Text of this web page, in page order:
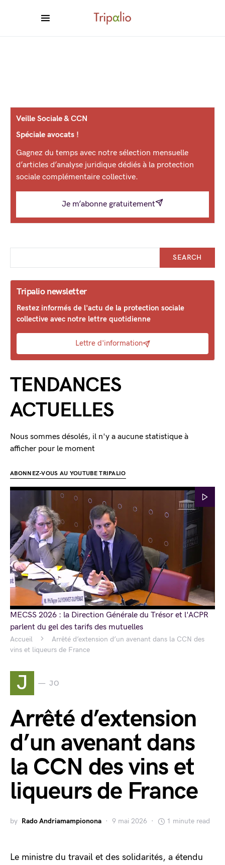
Accueil
Arrêté d’extension d’un avenant dans la CCN des
vins et liqueurs de France
J JO
Arrêté d’extension
d’un avenant dans
la CCN des vins et
liqueurs de France
by Rado Andriamampionona 9 mai 2026 1 minute read
Le ministre du travail et des solidarités, a étendu
Veille Sociale & CCN
Spéciale avocats !
Gagnez du temps avec notre sélection mensuelle
d’articles d’analyse juridique dédiés à la protection
sociale complémentaire collective.
Je m’abonne gratuitement
SEARCH
Tripalio newsletter
Restez informés de l'actu de la protection sociale
collective avec notre lettre quotidienne
Lettre d'information
TENDANCES
ACTUELLES
Nous sommes désolés, il n'y a aucune statistique à
afficher pour le moment
ABONNEZ-VOUS AU YOUTUBE TRIPALIO
MECSS 2026 : la Direction Générale du Trésor et l'ACPR
parlent du gel des tarifs des mutuelles